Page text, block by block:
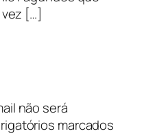
[…]
não será
marcados